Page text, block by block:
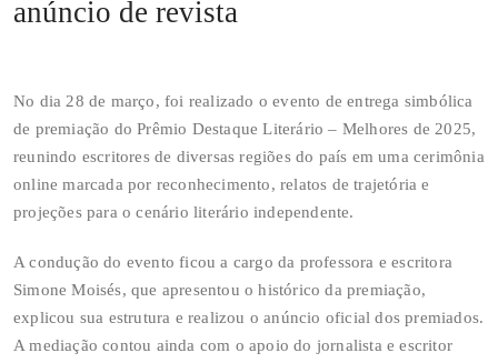
anúncio de revista
No dia 28 de março, foi realizado o evento de entrega simbólica
de premiação do Prêmio Destaque Literário – Melhores de 2025,
reunindo escritores de diversas regiões do país em uma cerimônia
online marcada por reconhecimento, relatos de trajetória e
projeções para o cenário literário independente.
A condução do evento ficou a cargo da professora e escritora
Simone Moisés, que apresentou o histórico da premiação,
explicou sua estrutura e realizou o anúncio oficial dos premiados.
A mediação contou ainda com o apoio do jornalista e escritor